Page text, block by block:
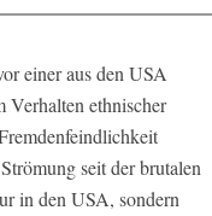
einer aus den USA
ethnischer
seit der brutalen
in den USA, sondern